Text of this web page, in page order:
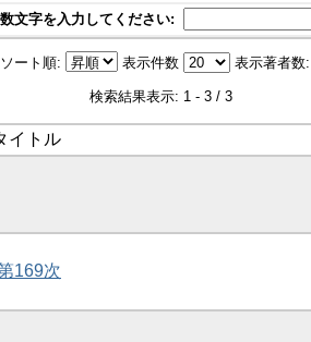
文字を入力してください:
ソート順: 表示件数 表示著者数:
検索結果表示: 1 - 3 / 3
イトル
169次